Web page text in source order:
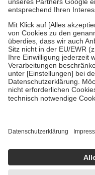
Um das Engagement der
stärken und die besondere
fallenkeine Zuzahlungenan
• Kindern und
mit Ausnahme der
• Untersuchungen zur
GKV getragen werden
• empfohlenen
• Harn- und
getroffen, um
https://help.etrusted.com/
Einige Bilder und Inhalte